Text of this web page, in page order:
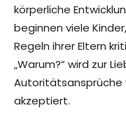
körperliche
beginnen viele
Regeln ihrer Eltern
„Warum?“ wird zur
akzeptiert.